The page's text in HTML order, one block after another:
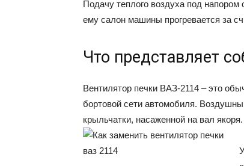
Подачу теплого воздуха под напором
ему салон машины прогревается за
Что представляет
Вентилятор печки ВАЗ-2114 – это
бортовой сети автомобиля.
крыльчатки, насаженной на вал якоря.